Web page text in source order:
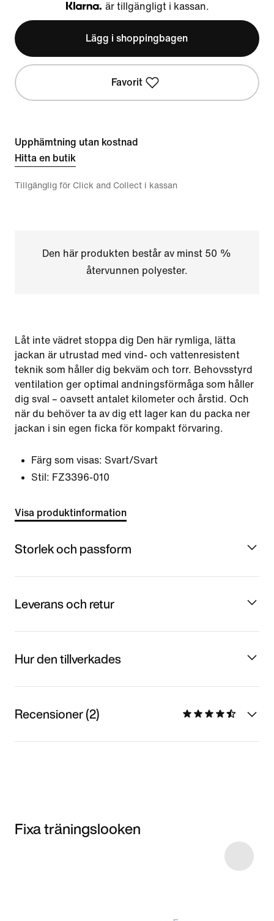
Klarna
är tillgängligt i kassan.
Lägg i shoppingbagen
Favorit
Upphämtning utan kostnad
Hitta en butik
Tillgänglig för Click and Collect i kassan
Den här produkten består av minst 50 %
återvunnen polyester.
Låt inte vädret stoppa dig Den här rymliga, lätta
jackan är utrustad med vind- och vattenresistent
teknik som håller dig bekväm och torr. Behovsstyrd
ventilation ger optimal andningsförmåga som håller
dig sval – oavsett antalet kilometer och årstid. Och
när du behöver ta av dig ett lager kan du packa ner
jackan i sin egen ficka för kompakt förvaring.
Färg som visas: Svart/Svart
Stil: FZ3396-010
Visa produktinformation
Storlek och passform
Leverans och retur
Hur den tillverkades
Recensioner (2)
Fixa träningslooken